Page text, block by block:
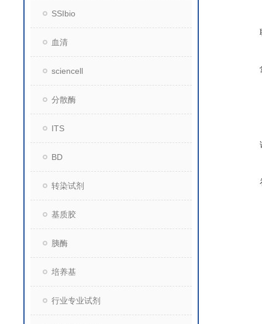
SSIbio
血清
sciencell
分散酶
ITS
BD
转染试剂
基质胶
胰酶
培养基
行业专业试剂